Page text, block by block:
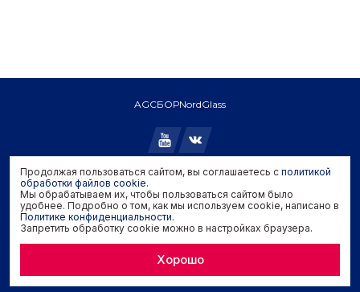
AGCБОРNordGlass
Copyright © 2026 AGC. All rights reserved.
Политика конфиденциальности
Политика обработки файлов cookie
Задать вопрос производителю
Developed byGenisoft
Продолжая пользоваться сайтом, вы соглашаетесь с политикой
обработки файлов cookie.
Мы обрабатываем их, чтобы пользоваться сайтом было
удобнее. Подробно о том, как мы используем cookie, написано в
Политике конфиденциальности.
Запретить обработку cookie можно в настройках браузера.
Хорошо